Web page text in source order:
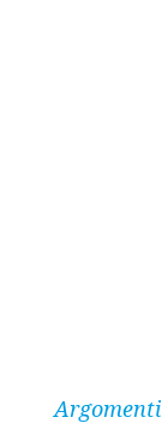
Argomenti